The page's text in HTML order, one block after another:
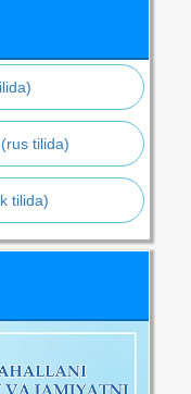
tilida)
tilida)